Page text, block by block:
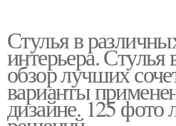
Стулья в
интерьера.
обзор лучших
варианты
дизайне. 125